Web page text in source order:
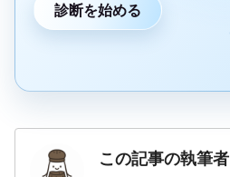
診断を始める
この記事の執筆者